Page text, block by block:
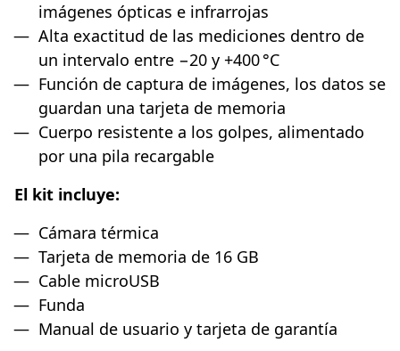
imágenes ópticas e infrarrojas
Alta exactitud de las mediciones dentro de
un intervalo entre −20 y +400 °C
Función de captura de imágenes, los datos se
guardan una tarjeta de memoria
Cuerpo resistente a los golpes, alimentado
por una pila recargable
El kit incluye:
Cámara térmica
Tarjeta de memoria de 16 GB
Cable microUSB
Funda
Manual de usuario y tarjeta de garantía